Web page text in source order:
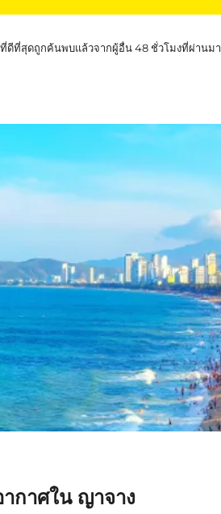
ที่ดีที่สุดถูกค้นพบแล้วจากผู้อื่น 48 ชั่วโมงที่ผ่านมา
กาศใน ญาจาง